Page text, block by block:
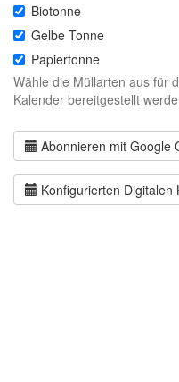
Biotonne
Gelbe Tonne
Papiertonne
Wähle die Müllarten aus für
Kalender bereitgestellt
Abonnieren mit Google
Konfigurierten